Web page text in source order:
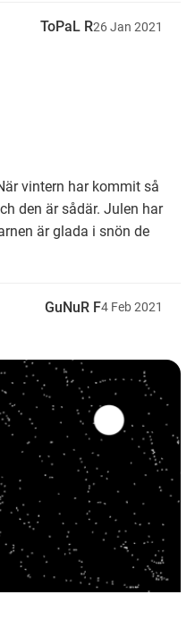
ToPaL R26Jan 2021
vintern har kommit så
den är sådär. Julen har
är glada i snön de
GuNuR F4 Feb2021